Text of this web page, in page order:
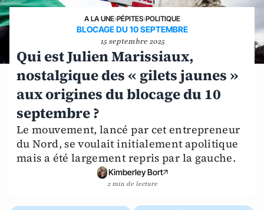
A LA UNE›PÉPITES›POLITIQUE
BLOCAGE DU 10 SEPTEMBRE
15 septembre 2025
Qui est Julien Marissiaux,
nostalgique des « gilets jaunes »
aux origines du blocage du 10
septembre ?
Le mouvement, lancé par cet entrepreneur
du Nord, se voulait initialement apolitique
mais a été largement repris par la gauche.
Kimberley Bort
2 min de lecture